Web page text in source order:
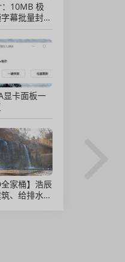
10MB 极
幕批量封装
文件/绿色
显卡面板一
全家桶】浩辰
、给排水、